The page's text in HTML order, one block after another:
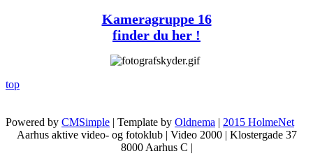
Kameragruppe 16
finder du her !
top
Powered by CMSimple | Template by Oldnema | 2015 HolmeNet
Aarhus aktive video- og fotoklub | Video 2000 | Klostergade 37
8000 Aarhus C |